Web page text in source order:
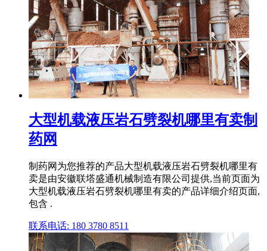
大型机载液压岩石劈裂机哪里有卖制
药网
制药网为您推荐的产品大型机载液压岩石劈裂机哪里有
卖是由安徽联塔盛通机械制造有限公司提供,当前页面为
大型机载液压岩石劈裂机哪里有卖的产品详细介绍页面,
包含 .
联系电话: 180 3780 8511